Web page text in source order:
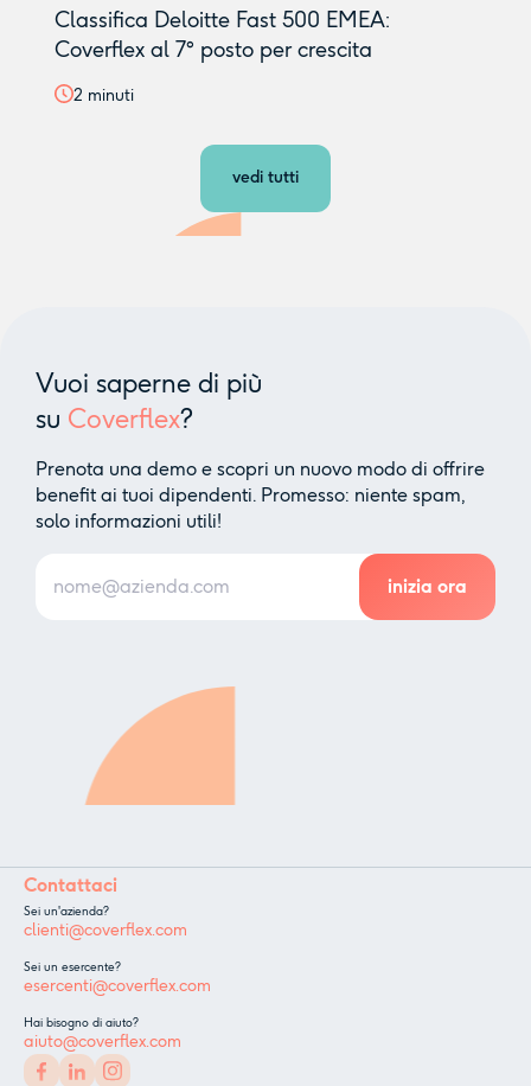
Classifica Deloitte Fast 500 EMEA:
Coverflex al 7° posto per crescita
2 minuti
vedi tutti
Vuoi saperne di più
su Coverflex?
Prenota una demo e scopri un nuovo modo di offrire
benefit ai tuoi dipendenti. Promesso: niente spam,
solo informazioni utili!
Contattaci
Sei un'azienda?
clienti@coverflex.com
Sei un esercente?
esercenti@coverflex.com
Hai bisogno di aiuto?
aiuto@coverflex.com